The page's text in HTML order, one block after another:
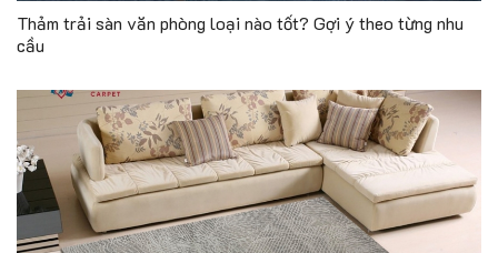
Thảm trải sàn văn phòng loại nào tốt? Gợi ý theo từng nhu
cầu